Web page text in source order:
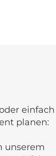
einfach
planen:
unserem